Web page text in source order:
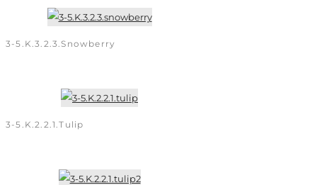
3-5.K.3.2.3.snowberry
3-5.K.2.2.1.tulip